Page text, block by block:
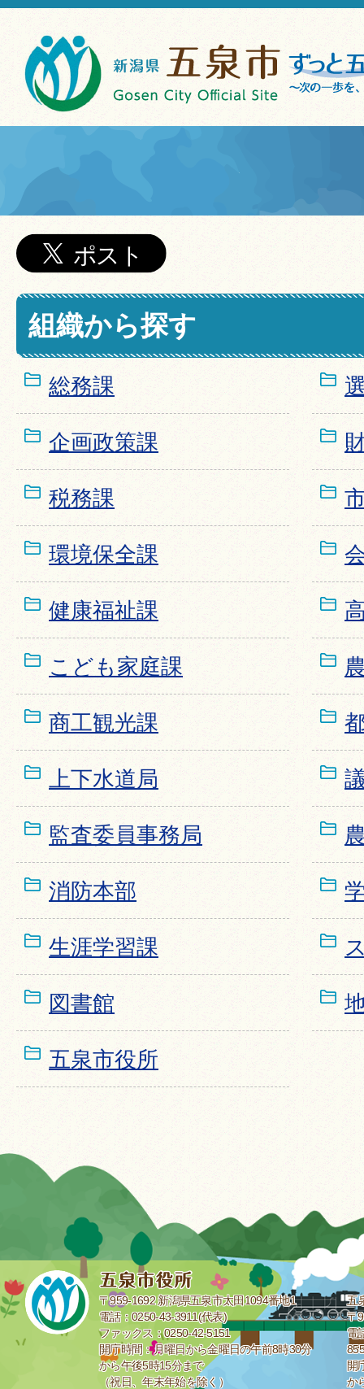
組織から探す
総務課
企画政策課
税務課
環境保全課
健康福祉課
こども家庭課
商工観光課
上下水道局
監査委員事務局
消防本部
生涯学習課
図書館
五泉市役所
〒959-1692 新潟県五泉市太田1094番地1
電話：0250-43-3911(代表)
ファックス：0250-42-5151
開庁時間：月曜日から金曜日の午前8時30分
から午後5時15分まで
（祝日、年末年始を除く）
五
〒
電
開
か